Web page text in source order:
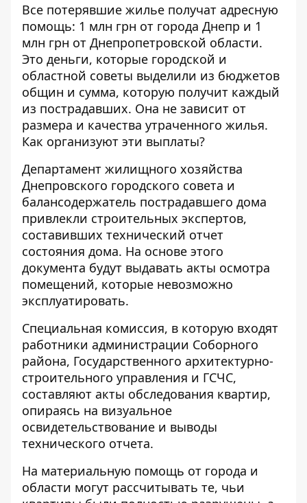
Все потерявшие жилье получат адресную
помощь: 1 млн грн от города Днепр и 1
млн грн от Днепропетровской области.
Это деньги, которые городской и
областной советы выделили из бюджетов
общин и сумма, которую получит каждый
из пострадавших. Она не зависит от
размера и качества утраченного жилья.
Как организуют эти выплаты?
Департамент жилищного хозяйства
Днепровского городского совета и
балансодержатель пострадавшего дома
привлекли строительных экспертов,
составивших технический отчет
состояния дома. На основе этого
документа будут выдавать акты осмотра
помещений, которые невозможно
эксплуатировать.
Специальная комиссия, в которую входят
работники администрации Соборного
района, Государственного архитектурно-
строительного управления и ГСЧС,
составляют акты обследования квартир,
опираясь на визуальное
освидетельствование и выводы
технического отчета.
На материальную помощь от города и
области могут рассчитывать те, чьи